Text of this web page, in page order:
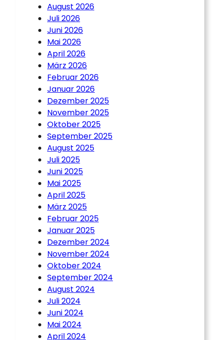
August 2026
Juli 2026
Juni 2026
Mai 2026
April 2026
März 2026
Februar 2026
Januar 2026
Dezember 2025
November 2025
Oktober 2025
September 2025
August 2025
Juli 2025
Juni 2025
Mai 2025
April 2025
März 2025
Februar 2025
Januar 2025
Dezember 2024
November 2024
Oktober 2024
September 2024
August 2024
Juli 2024
Juni 2024
Mai 2024
April 2024